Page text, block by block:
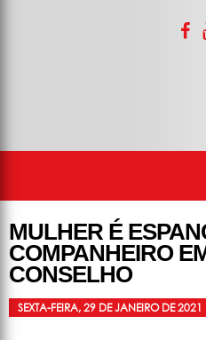
MULHER É
COMPANHEIRO
CONSELHO
SEXTA-FEIRA, 29 DE JANEIRO DE 2021